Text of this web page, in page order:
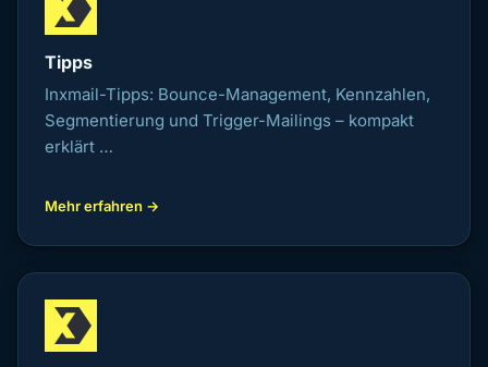
Tipps
Inxmail-Tipps: Bounce-Management, Kennzahlen,
Segmentierung und Trigger-Mailings – kompakt
erklärt …
Mehr erfahren →